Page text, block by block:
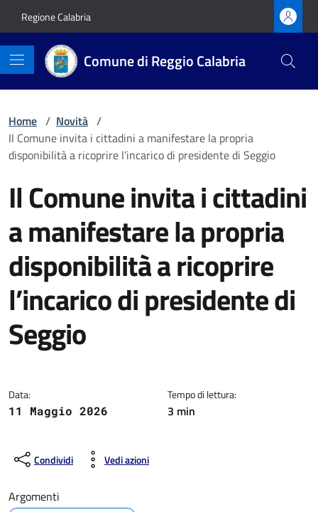
Regione Calabria
Comune di Reggio Calabria
Home / Novità /
Il Comune invita i cittadini a manifestare la propria
disponibilità a ricoprire l’incarico di presidente di Seggio
Il Comune invita i cittadini
a manifestare la propria
disponibilità a ricoprire
l’incarico di presidente di
Seggio
Data:
11 Maggio 2026
Tempo di lettura:
3 min
Condividi Vedi azioni
Argomenti